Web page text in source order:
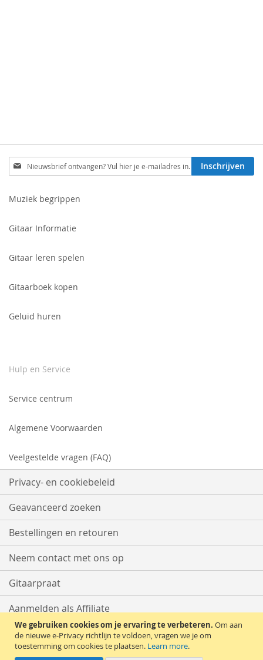
We gebruiken cookies om je ervaring te verbeteren. Om aan
de nieuwe e-Privacy richtlijn te voldoen, vragen we je om
toestemming om cookies te plaatsen. Learn more.
Schrijf
je
voor
Inschrijven
Muziek begrippen
Gitaar Informatie
Gitaar leren spelen
Gitaarboek kopen
Geluid huren
Hulp en Service
Service centrum
Algemene Voorwaarden
Veelgestelde vragen (FAQ)
Privacy- en cookiebeleid
Geavanceerd zoeken
Bestellingen en retouren
Neem contact met ons op
Gitaarpraat
Aanmelden als Affiliate
Start met Verkopen